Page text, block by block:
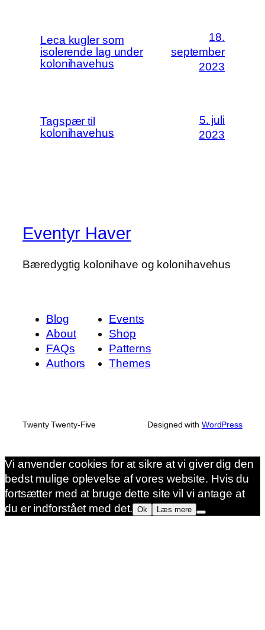
Leca kugler som
isolerende lag under
kolonihavehus
18.
september
2023
Tagspær til
kolonihavehus
5. juli
2023
Eventyr Haver
Bæredygtig kolonihave og kolonihavehus
Blog
About
FAQs
Authors
Events
Shop
Patterns
Themes
Twenty Twenty-Five Designed with WordPress
Vi anvender cookies for at sikre at vi giver dig den
bedst mulige oplevelse af vores website. Hvis du
fortsætter med at bruge dette site vil vi antage at
du er indforstået med det. Ok Læs mere